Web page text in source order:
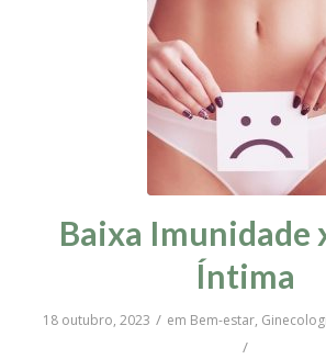
Baixa Imunidade
Íntima
18 outubro, 2023 / em Bem-estar,
/